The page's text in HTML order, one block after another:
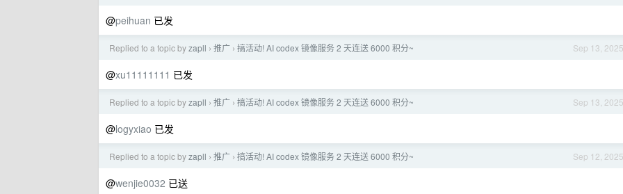
@peihuan 已发
Sep 13, 2025
Replied to a topic byzapll › 推广 › 搞活动! AI codex 镜像服务 2 天连送 6000 积分~
@xu11111111 已发
Sep 13, 2025
Replied to a topic byzapll › 推广 › 搞活动! AI codex 镜像服务 2 天连送 6000 积分~
@logyxiao 已发
Sep 12, 2025
Replied to a topic byzapll › 推广 › 搞活动! AI codex 镜像服务 2 天连送 6000 积分~
@wenjie0032 已送